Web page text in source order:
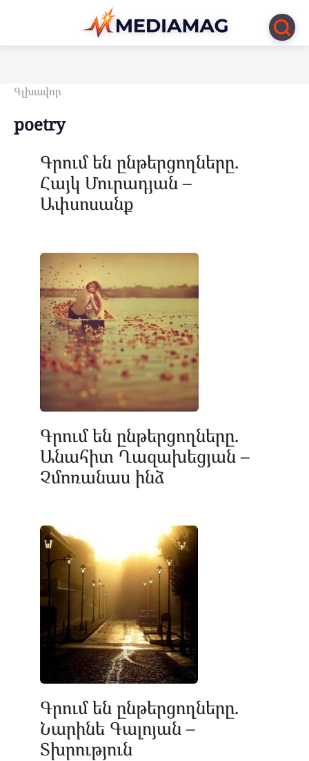
Перейти
контенту
Գլխավոր
poetry
Գրում են ընթերցողները.
Հայկ Մուրադյան –
Ափսոսանք
Գրում են ընթերցողները.
Անահիտ Ղազախեցյան –
Չմոռանաս ինձ
Գրում են ընթերցողները.
Նարինե Գալոյան –
Տխրություն